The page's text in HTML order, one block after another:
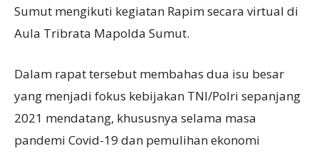
Sumut mengikuti kegiatan Rapim secara virtual di
Aula Tribrata Mapolda Sumut.
Dalam rapat tersebut membahas dua isu besar
yang menjadi fokus kebijakan TNI/Polri sepanjang
2021 mendatang, khususnya selama masa
pandemi Covid-19 dan pemulihan ekonomi